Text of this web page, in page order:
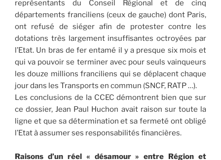
représentants du Conseil Régional et de cinq
départements franciliens (ceux de gauche) dont Paris,
ont refusé de siéger afin de protester contre les
dotations très largement insuffisantes octroyées par
l’Etat. Un bras de fer entamé il y a presque six mois et
qui va pouvoir se terminer avec pour seuls vainqueurs
les douze millions franciliens qui se déplacent chaque
jour dans les Transports en commun (SNCF, RATP …).
Les conclusions de la CCEC démontrent bien que sur
ce dossier, Jean Paul Huchon avait raison sur toute la
ligne et que sa détermination et sa fermeté ont obligé
l’Etat à assumer ses responsabilités financières.
Raisons d’un réel « désamour » entre Région et